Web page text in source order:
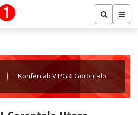
Konfercab V PGRI Gorontalo